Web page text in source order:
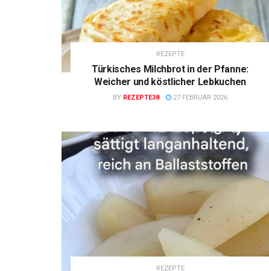
REZEPTE
Türkisches Milchbrot in der Pfanne:
Weicher und köstlicher Lebkuchen
BY REZEPTE38 27 FEBRUAR 2026
REZEPTE